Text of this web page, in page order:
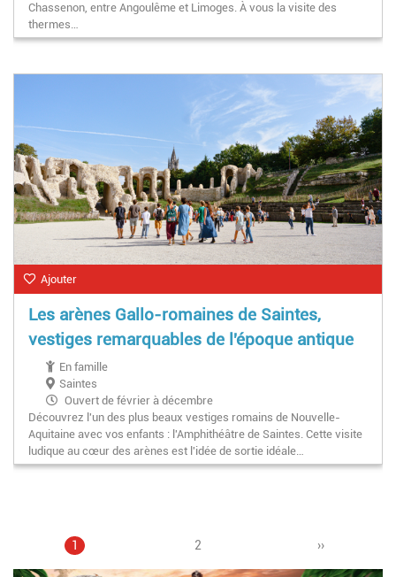
Chassenon, entre Angoulême et Limoges. À vous la visite des
thermes…
Ajouter
Les arènes Gallo-romaines de Saintes,
vestiges remarquables de l'époque antique
En famille
Saintes
Ouvert de février à décembre
Découvrez l'un des plus beaux vestiges romains de Nouvelle-
Aquitaine avec vos enfants : l'Amphithéâtre de Saintes. Cette visite
ludique au cœur des arènes est l'idée de sortie idéale…
Pagination
Page
1 Page
2
Page
››